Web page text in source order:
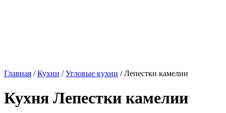
Главная /Кухни /Угловые кухни / Лепестки камелии
Кухня Лепестки камелии